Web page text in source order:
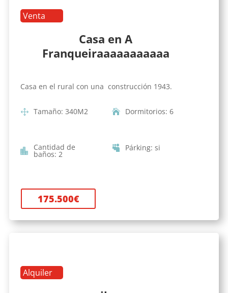
Venta
Casa en A
Franqueiraaaaaaaaaaa
Casa en el rural con una construcción 1943.
Tamaño: 340M2 Dormitorios: 6
Cantidad de
baños: 2
Párking: si
175.500€
Alquiler